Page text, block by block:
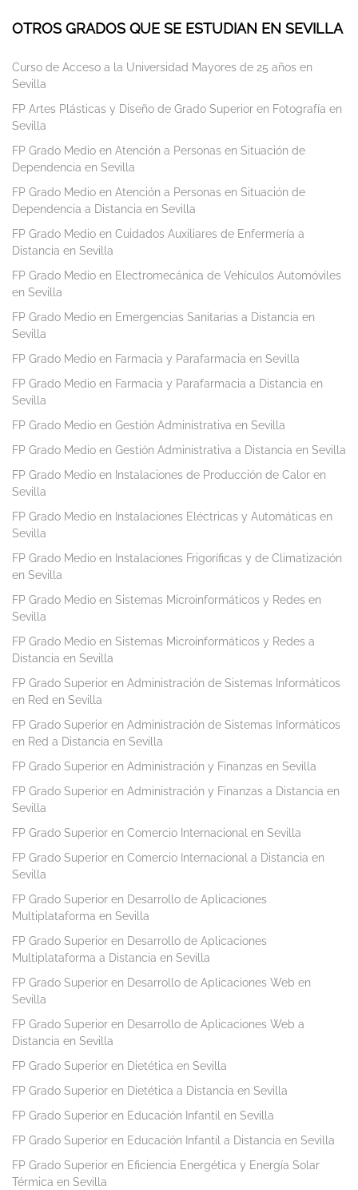
OTROS GRADOS QUE SE ESTUDIAN EN SEVILLA
Curso de Acceso a la Universidad Mayores de 25 años en
Sevilla
FP Artes Plásticas y Diseño de Grado Superior en Fotografía en
Sevilla
FP Grado Medio en Atención a Personas en Situación de
Dependencia en Sevilla
FP Grado Medio en Atención a Personas en Situación de
Dependencia a Distancia en Sevilla
FP Grado Medio en Cuidados Auxiliares de Enfermería a
Distancia en Sevilla
FP Grado Medio en Electromecánica de Vehículos Automóviles
en Sevilla
FP Grado Medio en Emergencias Sanitarias a Distancia en
Sevilla
FP Grado Medio en Farmacia y Parafarmacia en Sevilla
FP Grado Medio en Farmacia y Parafarmacia a Distancia en
Sevilla
FP Grado Medio en Gestión Administrativa en Sevilla
FP Grado Medio en Gestión Administrativa a Distancia en Sevilla
FP Grado Medio en Instalaciones de Producción de Calor en
Sevilla
FP Grado Medio en Instalaciones Eléctricas y Automáticas en
Sevilla
FP Grado Medio en Instalaciones Frigoríficas y de Climatización
en Sevilla
FP Grado Medio en Sistemas Microinformáticos y Redes en
Sevilla
FP Grado Medio en Sistemas Microinformáticos y Redes a
Distancia en Sevilla
FP Grado Superior en Administración de Sistemas Informáticos
en Red en Sevilla
FP Grado Superior en Administración de Sistemas Informáticos
en Red a Distancia en Sevilla
FP Grado Superior en Administración y Finanzas en Sevilla
FP Grado Superior en Administración y Finanzas a Distancia en
Sevilla
FP Grado Superior en Comercio Internacional en Sevilla
FP Grado Superior en Comercio Internacional a Distancia en
Sevilla
FP Grado Superior en Desarrollo de Aplicaciones
Multiplataforma en Sevilla
FP Grado Superior en Desarrollo de Aplicaciones
Multiplataforma a Distancia en Sevilla
FP Grado Superior en Desarrollo de Aplicaciones Web en
Sevilla
FP Grado Superior en Desarrollo de Aplicaciones Web a
Distancia en Sevilla
FP Grado Superior en Dietética en Sevilla
FP Grado Superior en Dietética a Distancia en Sevilla
FP Grado Superior en Educación Infantil en Sevilla
FP Grado Superior en Educación Infantil a Distancia en Sevilla
FP Grado Superior en Eficiencia Energética y Energía Solar
Térmica en Sevilla